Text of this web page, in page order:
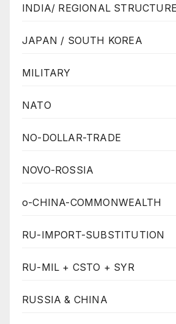
INDIA/ REGIONAL
JAPAN / SOUTH KOREA
MILITARY
NATO
NO-DOLLAR-TRADE
NOVO-ROSSIA
o-CHINA-COMMONWEALTH
RU-IMPORT-SUBSTITUTION
RU-MIL + CSTO + SYR
RUSSIA & CHINA